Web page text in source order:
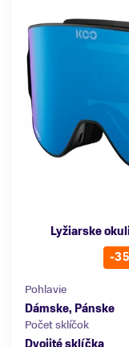
Lyžiarske
-
Pohlavie
Dámske, Pánske
Počet sklíčok
Dvojité sklíčka